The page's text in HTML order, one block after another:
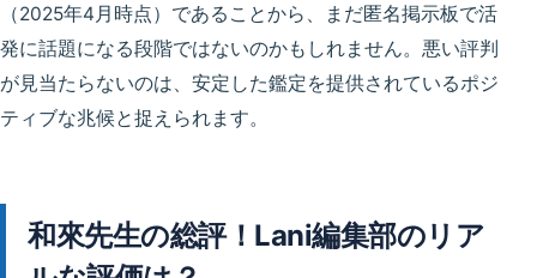
（2025年4月時点）であることから、まだ匿名掲示板で活
発に話題になる段階ではないのかもしれません。悪い評判
が見当たらないのは、安定した鑑定を提供されているポジ
ティブな兆候と捉えられます。
和來先生の総評！Lani編集部のリア